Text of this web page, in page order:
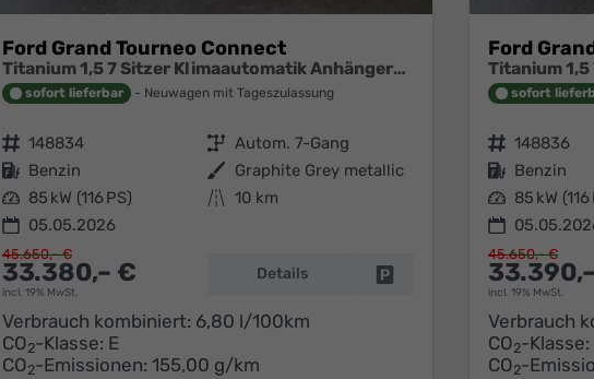
Ford Grand Tourneo Connect
Titanium 1,5 7 Sitzer Klimaautomatik Anhängerkupplung Sitzheizung Einparkhilfe Kamera 17 Zoll Leichtmetall ACC
sofort lieferbar Neuwagen mit Tageszulassung
Fahrzeugnr. 148834 Getriebe Autom. 7-Gang
Kraftstoff Benzin Außenfarbe Graphite Grey metallic
Leistung 85 kW (116 PS) Kilometerstand 10 km
05.05.2026
33.380,– €
incl. 19% MwSt.
45.650,– €
Details Fahrzeug parken
Verbrauch kombiniert: 6,80 l/100km
CO2-Klasse: E
CO2-Emissionen: 155,00 g/km
Ford
sofort
Fahrzeugnr. 148836
Kraftstoff Benzin
Leistung 85 kW (116
incl. 19% MwSt.
45.650,– €
Verbrauch
CO2-Klasse:
CO2-